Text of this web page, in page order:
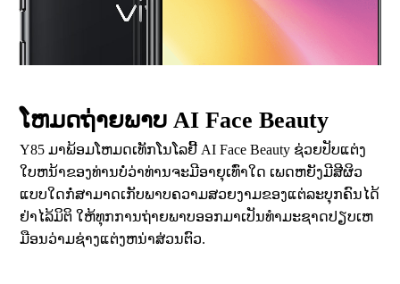
ໂຫມດຖ່າຍພາບ AI Face Beauty
Y85 ມາພ້ອມໂຫມດເທັກໂນໂລຢີ້ AI Face Beauty ຊ່ວຍປັບແຕ່ງ
ໃບຫນ້າຂອງທ່ານບໍ່ວ່າທ່ານຈະມີອາຍຸເທົ່າໃດ ເພດຫຍັງມີສີຜິວ
ແບບໃດກໍ່ສາມາດເກັບພາບຄວາມສວຍງາມຂອງແຕ່ລະບຸກຄົນໄດ້
ຢ່າໄລ້ມິຕິ ໃຫ້ທຸກການຖ່າຍພາບອອກມາເປັນທຳມະຊາດປຽບເຫ
ມືອນວ່າມຊ່າງແຕ່ງຫນ່າສ່ວນຕົວ.